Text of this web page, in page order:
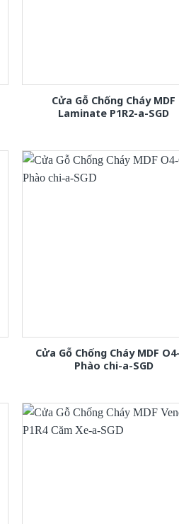
Cửa Gỗ Chống Cháy MDF
Laminate P1R2-a-SGD
Cửa Gỗ Chống Cháy MDF
Phào chi-a-SGD